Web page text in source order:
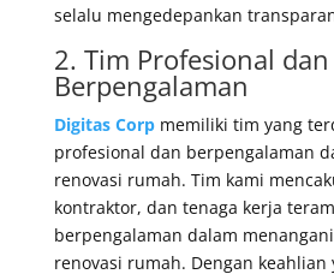
selalu mengedepankan
2. Tim Profesional dan
Berpengalaman
Digitas Corpmemiliki tim yang
profesional dan berpengalaman
renovasi rumah. Tim kami
kontraktor, dan tenaga kerja
berpengalaman dalam
renovasi rumah. Dengan keahlian